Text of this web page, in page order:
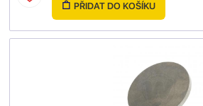
PŘIDAT DO KOŠÍKU